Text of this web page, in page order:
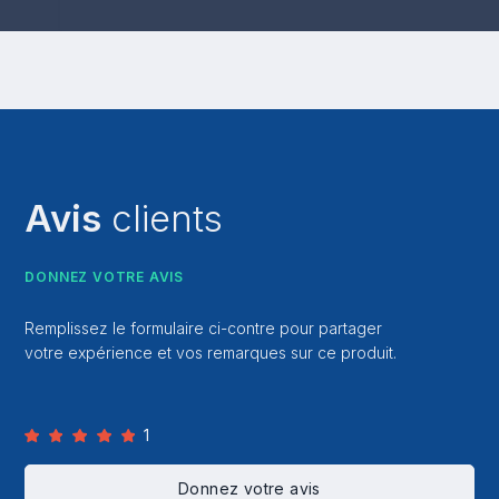
Avis clients
DONNEZ VOTRE AVIS
Remplissez le formulaire ci-contre pour partager
votre expérience et vos remarques sur ce produit.
1
Donnez votre avis